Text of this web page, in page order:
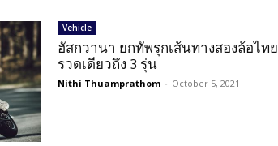
Vehicle
ฮัสกวานา ยกทัพรุกเส้นทางสองล้อไทย
รวดเดียวถึง 3 รุ่น
Nithi Thuamprathom - October 5, 2021